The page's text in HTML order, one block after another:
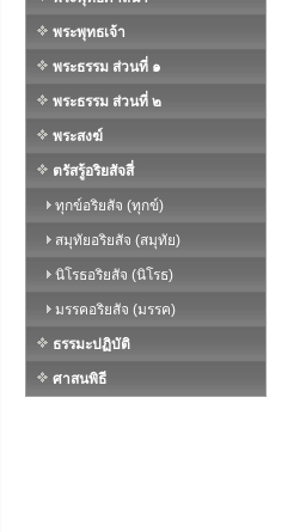
พระพุทธเจ้า
พระธรรม ส่วนที่ ๑
พระธรรม ส่วนที่ ๒
พระสงฆ์
ตรัสรู้อริยสัจสี่
ทุกข์อริยสัจ (ทุกข์)
สมุทัยอริยสัจ (สมุทัย)
นิโรธอริยสัจ (นิโรธ)
มรรคอริยสัจ (มรรค)
ธรรมะปฏิบัติ
ศาสนพิธี